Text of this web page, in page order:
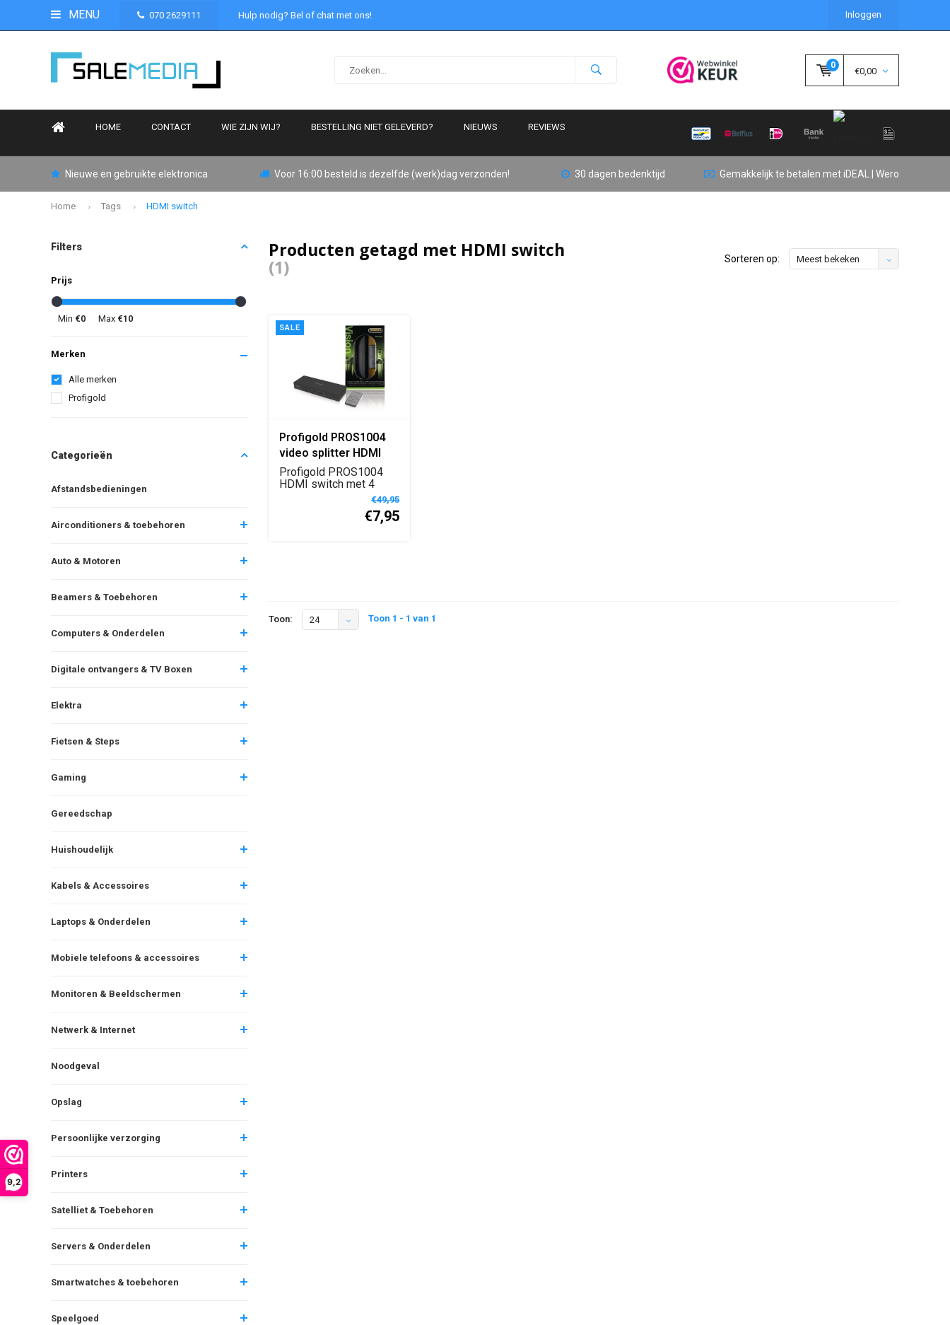
9,2
MENU 070 2629111 Hulp nodig? Bel of chat met ons! Inloggen
0
€0,00
HOME CONTACT WIE ZIJN WIJ? BESTELLING NIET GELEVERD? NIEUWS REVIEWS
Nieuwe en gebruikte elektronica Voor 16:00 besteld is dezelfde (werk)dag verzonden! 30 dagen bedenktijd Gemakkelijk te betalen met iDEAL | Wero
Home Tags HDMI switch
Filters
Prijs
Min €0 Max €10
Merken
Alle merken
Profigold
Categorieën
Afstandsbedieningen
Airconditioners & toebehoren
Auto & Motoren
Beamers & Toebehoren
Computers & Onderdelen
Digitale ontvangers & TV Boxen
Elektra
Fietsen & Steps
Gaming
Gereedschap
Huishoudelijk
Kabels & Accessoires
Laptops & Onderdelen
Mobiele telefoons & accessoires
Monitoren & Beeldschermen
Netwerk & Internet
Noodgeval
Opslag
Persoonlijke verzorging
Printers
Satelliet & Toebehoren
Servers & Onderdelen
Smartwatches & toebehoren
Speelgoed
Producten getagd met HDMI switch
(1) Sorteren op: Meest bekeken
SALE
Profigold PROS1004
video splitter HDMI
Profigold PROS1004
HDMI switch met 4
€49,95
€7,95
Toon: 24 Toon 1 - 1 van 1